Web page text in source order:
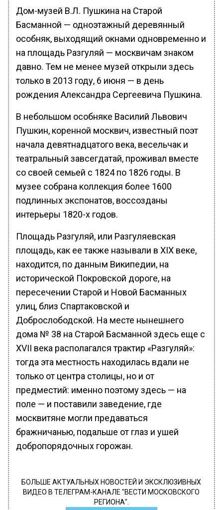
Дом-музей В.Л. Пушкина на Старой
Басманной — одноэтажный деревянный
особняк, выходящий окнами одновременно и
на площадь Разгуляй — москвичам знаком
давно. Тем не менее музей открыли здесь
только в 2013 году, 6 июня — в день
рождения Александра Сергеевича Пушкина.
В небольшом особняке Василий Львович
Пушкин, коренной москвич, известный поэт
начала девятнадцатого века, весельчак и
театральный завсегдатай, проживал вместе
со своей семьей с 1824 по 1826 годы. В
музее собрана коллекция более 1600
подлинных экспонатов, воссозданы
интерьеры 1820-х годов.
Площадь Разгуляй, или Разгуляевская
площадь, как ее также называли в XIX веке,
находится, по данным Википедии, на
исторической Покровской дороге, на
пересечении Старой и Новой Басманных
улиц, близ Спартаковской и
Доброслободской. На месте нынешнего
дома № 38 на Старой Басманной здесь еще с
XVII века располагался трактир «Разгуляй»:
тогда эта местность находилась вдали не
только от центра столицы, но и от
предместий: именно поэтому здесь — на
поле — и поставили заведение, где
москвитяне могли предаваться
бражничанью, подальше от глаз и ушей
добропорядочных горожан.
БОЛЬШЕ АКТУАЛЬНЫХ НОВОСТЕЙ И ЭКСКЛЮЗИВНЫХ
ВИДЕО В ТЕЛЕГРАМ-КАНАЛЕ "ВЕСТИ МОСКОВСКОГО
РЕГИОНА".